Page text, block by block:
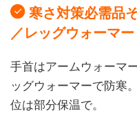
寒さ対策必需品
／レッグウォーマー
手首はアームウォーマ
ッグウォーマーで防寒
位は部分保温で。